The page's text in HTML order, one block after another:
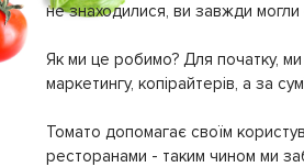
не знаходилися, ви завжди могли
Як ми це робимо? Для початку,
маркетингу, копірайтерів, а за
Томато допомагає своїм
ресторанами - таким чином ми